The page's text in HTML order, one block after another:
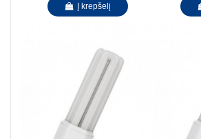
Į krepšelį